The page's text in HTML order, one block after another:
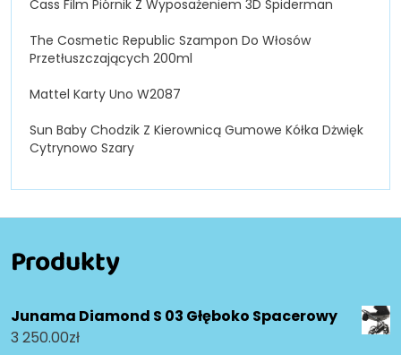
Cass Film Piórnik Z Wyposażeniem 3D Spiderman
The Cosmetic Republic Szampon Do Włosów
Przetłuszczających 200ml
Mattel Karty Uno W2087
Sun Baby Chodzik Z Kierownicą Gumowe Kółka Dżwięk
Cytrynowo Szary
Produkty
Junama Diamond S 03 Głęboko Spacerowy
3 250.00zł